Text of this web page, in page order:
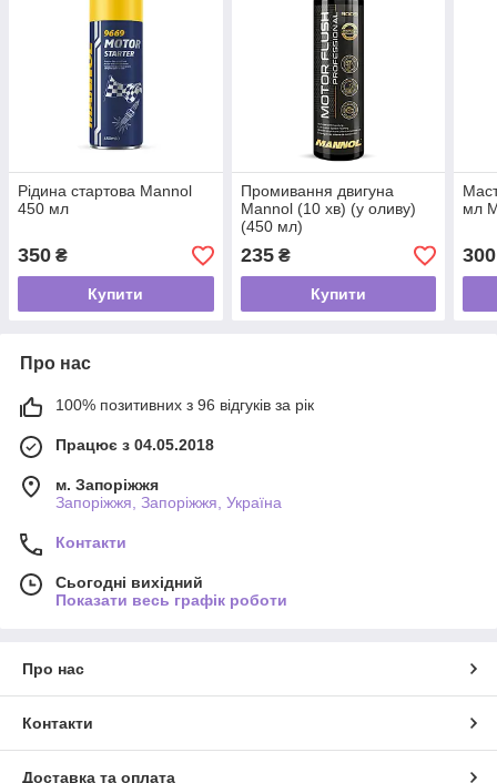
Рідина стартова Mannol
450 мл
350 ₴
Купити
Промивання двигуна
Mannol (10 хв) (у оливу)
(450 мл)
235₴
Купити
мл
300
Про нас
100% позитивних з 96 відгуків за рік
Працює з 04.05.2018
м. Запоріжжя
Запоріжжя, Запоріжжя, Україна
Контакти
Сьогодні вихідний
Показати весь графік роботи
Про нас
Контакти
Доставка та оплата